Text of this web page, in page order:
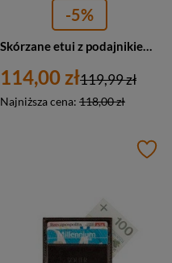
-5%
Skórzane etui z podajnikiem na karty i wizytówki żółte Peterson PTN ES
114,00 zł
Najniższa cena: 118,00 zł
119,99 zł